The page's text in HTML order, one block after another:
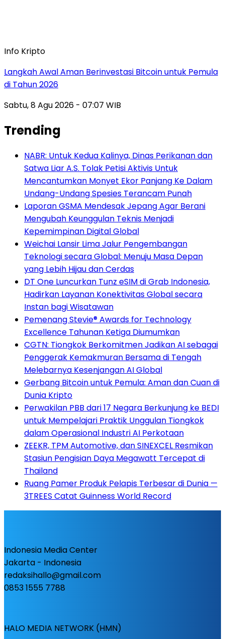
Info Kripto
Langkah Awal Aman Berinvestasi Bitcoin untuk Pemula
di Tahun 2026
Sabtu, 8 Agu 2026 - 07:07 WIB
Trending
NABR: Untuk Kedua Kalinya, Dinas Perikanan dan
Satwa Liar A.S. Tolak Petisi Aktivis Untuk
Mencantumkan Monyet Ekor Panjang Ke Dalam
Undang-Undang Spesies Terancam Punah
Laporan GSMA Mendesak Jepang Agar Berani
Mengubah Keunggulan Teknis Menjadi
Kepemimpinan Digital Global
Weichai Lansir Lima Jalur Pengembangan
Teknologi secara Global: Menuju Masa Depan
yang Lebih Hijau dan Cerdas
DT One Luncurkan Tunz eSIM di Grab Indonesia,
Hadirkan Layanan Konektivitas Global secara
Instan bagi Wisatawan
Pemenang Stevie® Awards for Technology
Excellence Tahunan Ketiga Diumumkan
CGTN: Tiongkok Berkomitmen Jadikan AI sebagai
Penggerak Kemakmuran Bersama di Tengah
Melebarnya Kesenjangan AI Global
Gerbang Bitcoin untuk Pemula: Aman dan Cuan di
Dunia Kripto
Perwakilan PBB dari 17 Negara Berkunjung ke BEDI
untuk Mempelajari Praktik Unggulan Tiongkok
dalam Operasional Industri AI Perkotaan
ZEEKR, TPM Automotive, dan SINEXCEL Resmikan
Stasiun Pengisian Daya Megawatt Tercepat di
Thailand
Ruang Pamer Produk Pelapis Terbesar di Dunia —
3TREES Catat Guinness World Record
Indonesia Media Center
Jakarta - Indonesia
redaksihallo@gmail.com
0853 1555 7788
HALO MEDIA NETWORK (HMN)